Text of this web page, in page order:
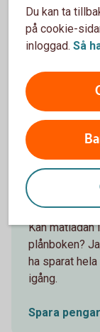
Konsten
För mycket
20 bästa tips
blir torftigt.
Ekonomiska
Spara
Kan
plånboken?
ha sparat
igång.
Spara
Du kan ta
på cookie-
inloggad. Så